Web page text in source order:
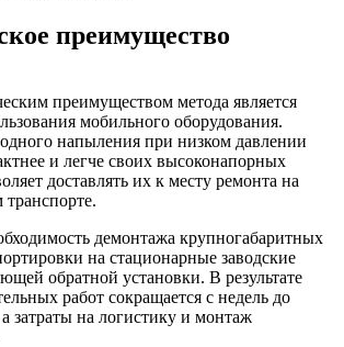
преимущество
преимуществом метода является
мобильного оборудования.
напыления при низком давлении
и легче своих высоконапорных
доставлять их к месту ремонта на
демонтажа крупногабаритных
на стационарные заводские
обратной установки. В результате
работ сокращается с недель до
затраты на логистику и монтаж